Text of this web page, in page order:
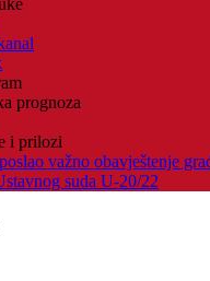
prognoza
i prilozi
važno obavještenje
suda U-20/22